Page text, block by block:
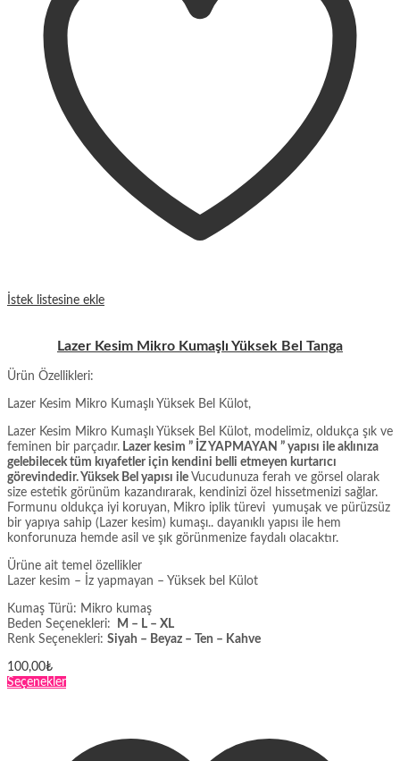
İstek listesine ekle
Lazer Kesim Mikro Kumaşlı Yüksek Bel Tanga
Ürün Özellikleri:
Lazer Kesim Mikro Kumaşlı Yüksek Bel Külot,
Lazer Kesim Mikro Kumaşlı Yüksek Bel Külot, modelimiz, oldukça şık ve
feminen bir parçadır. Lazer kesim ” İZ YAPMAYAN ” yapısı ile aklınıza
gelebilecek tüm kıyafetler için kendini belli etmeyen kurtarıcı
görevindedir. Yüksek Bel yapısı ile Vucudunuza ferah ve görsel olarak
size estetik görünüm kazandırarak, kendinizi özel hissetmenizi sağlar.
Formunu oldukça iyi koruyan, Mikro iplik türevi yumuşak ve pürüzsüz
bir yapıya sahip (Lazer kesim) kumaşı.. dayanıklı yapısı ile hem
konforunuza hemde asil ve şık görünmenize faydalı olacaktır.
Ürüne ait temel özellikler
Lazer kesim – İz yapmayan – Yüksek bel Külot
Kumaş Türü: Mikro kumaş
Beden Seçenekleri:
M – L – XL
Renk Seçenekleri: Siyah – Beyaz – Ten – Kahve
100,00₺
SeçeneklerBu
varyasyonu
var.